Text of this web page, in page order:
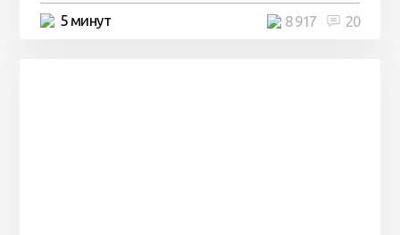
5 минут 20
8 917